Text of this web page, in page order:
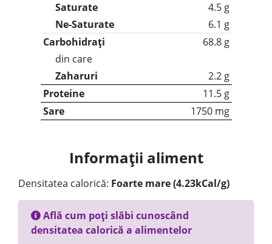
Saturate
4.5 g
Ne-Saturate
6.1 g
Carbohidrați
68.8 g
din care
Zaharuri
2.2 g
Proteine
11.5 g
Sare
1750 mg
Informații aliment
Densitatea calorică: Foarte mare (4.23kCal/g)
Află cum poți slăbi cunoscând
densitatea calorică a alimentelor